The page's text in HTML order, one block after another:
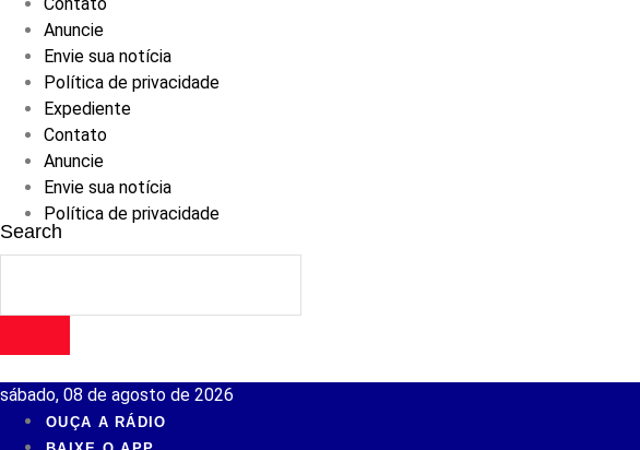
Anuncie
Envie sua notícia
Política de privacidade
Expediente
Contato
Anuncie
Envie sua notícia
Política de privacidade
Search
sábado, 08 de agosto de 2026
OUÇA A RÁDIO